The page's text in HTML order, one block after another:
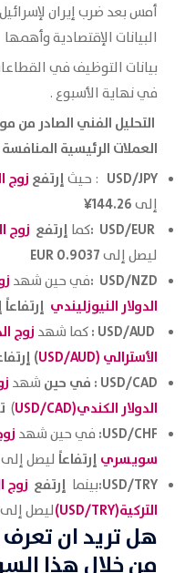
أمس بعد ضرب إيران
البيانات الإقتصادية وأهمها
بيانات التوظيف في
في نهاية الأسبوع .
التحليل الفني الصادر من
العملات الرئيسية المنافسة اليوم
USD/JPY : حيثإرتفعزوج
إلى144.26¥
كما إرتفع زوج
ليصل إلى0.9037 EUR
USD/NZD : في حين شهد
الدولار النيوزليندي إرتفاعاً
كما شهد زوج
الأسترالي (USD/AUD
)
USD/CAD : في حين
شهد
الدولار الكندي(USD/CAD )
USD/CHF: في حين شهد
سويسري إرتفاعاً ليصل إلى
USD/TRY: بينما إرتفع زوج
التركية(USD/TRY)
ليصل إلى
هل تريد ان